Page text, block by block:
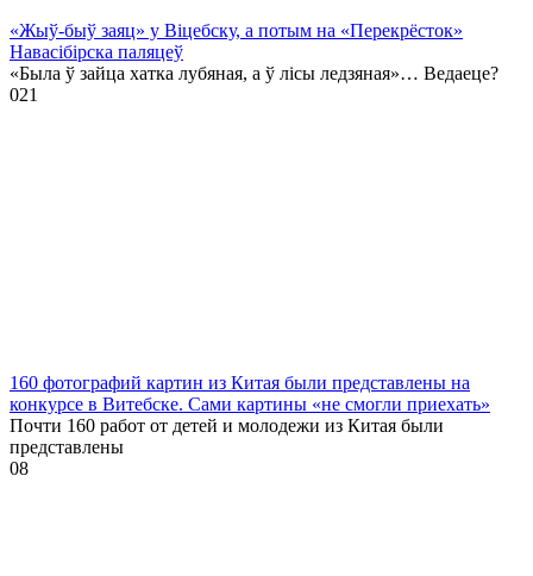
«Жыў-быў заяц» у Віцебску, а потым на «Перекрёсток»
Навасібірска паляцеў
«Была ў зайца хатка лубяная, а ў лісы ледзяная»… Ведаеце?
021
160 фотографий картин из Китая были представлены на
конкурсе в Витебске. Сами картины «не смогли приехать»
Почти 160 работ от детей и молодежи из Китая были
представлены
08